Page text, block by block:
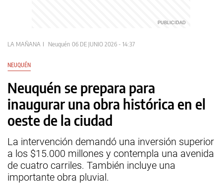
LA MAÑANA Neuquén 06 DE JUNIO 2026 - 14:37
NEUQUÉN
Neuquén se prepara para
inaugurar una obra histórica en el
oeste de la ciudad
La intervención demandó una inversión superior
a los $15.000 millones y contempla una avenida
de cuatro carriles. También incluye una
importante obra pluvial.